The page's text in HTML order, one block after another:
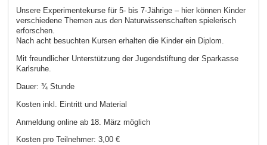
Unsere Experimentekurse für 5- bis 7-Jährige – hier können Kinder
verschiedene Themen aus den Naturwissenschaften spielerisch
erforschen.
Nach acht besuchten Kursen erhalten die Kinder ein Diplom.
Mit freundlicher Unterstützung der Jugendstiftung der Sparkasse
Karlsruhe.
Dauer: ¾ Stunde
Kosten inkl. Eintritt und Material
Anmeldung online ab 18. März möglich
Kosten pro Teilnehmer: 3,00 €